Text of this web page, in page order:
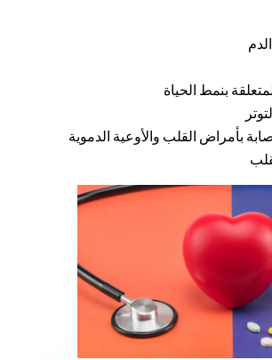
بنمط الحياة
بأمراض القلب والأوعية الدموية